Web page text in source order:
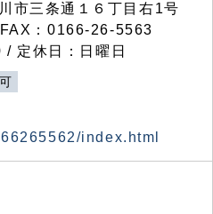
三条通１６丁目右1号
：0166-26-5563
定休日：日曜日
index.html